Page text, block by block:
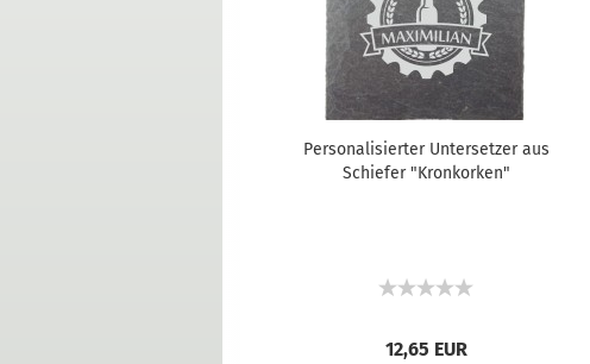
Personalisierter Untersetzer aus
Schiefer "Kronkorken"
12,65 EUR